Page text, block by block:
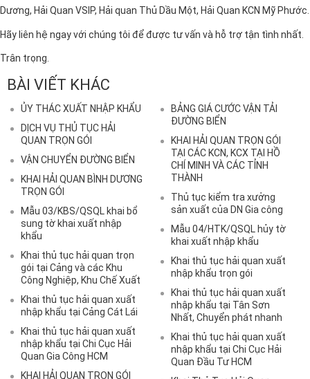
Dương, Hải Quan VSIP, Hải quan Thủ Dầu Một, Hải Quan KCN Mỹ Phước.
Hãy liên hệ ngay với chúng tôi để được tư vấn và hỗ trợ tận tình nhất.
Trân trọng.
BÀI VIẾT KHÁC
ỦY THÁC XUẤT NHẬP KHẨU
BẢNG GIÁ CƯỚC VẬN TẢI
ĐƯỜNG BIỂN
DỊCH VỤ THỦ TỤC HẢI
QUAN TRỌN GÓI
KHAI HẢI QUAN TRỌN GÓI
TẠI CÁC KCN, KCX TẠI HỒ
CHÍ MINH VÀ CÁC TỈNH
THÀNH
VẬN CHUYỂN ĐƯỜNG BIỂN
KHAI HẢI QUAN BÌNH DƯƠNG
TRỌN GÓI
Thủ tục kiểm tra xưởng
sản xuất của DN Gia công
Mẫu 03/KBS/QSQL khai bổ
sung tờ khai xuất nhập
khẩu
Mẫu 04/HTK/QSQL hủy tờ
khai xuất nhập khẩu
Khai thủ tục hải quan trọn
gói tại Cảng và các Khu
Công Nghiệp, Khu Chế Xuất
Khai thủ tục hải quan xuất
nhập khẩu trọn gói
Khai thủ tục hải quan xuất
nhập khẩu tại Tân Sơn
Nhất, Chuyển phát nhanh
Khai thủ tục hải quan xuất
nhập khẩu tại Cảng Cát Lái
Khai thủ tục hải quan xuất
nhập khẩu tại Chi Cục Hải
Quan Gia Công HCM
Khai thủ tục hải quan xuất
nhập khẩu tại Chi Cục Hải
Quan Đầu Tư HCM
KHAI HẢI QUAN TRỌN GÓI